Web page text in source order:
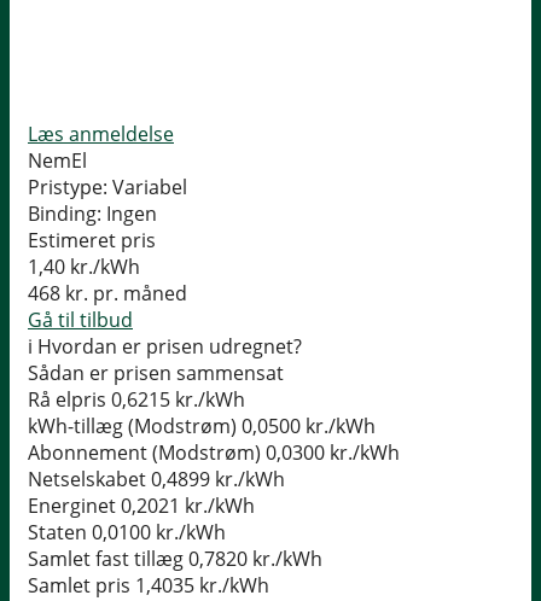
Læs anmeldelse
NemEl
Pristype: Variabel
Binding: Ingen
Estimeret pris
1,40 kr./kWh
468 kr. pr. måned
Gå til tilbud
i Hvordan er prisen udregnet?
Sådan er prisen sammensat
Rå elpris 0,6215 kr./kWh
kWh-tillæg (Modstrøm) 0,0500 kr./kWh
Abonnement (Modstrøm) 0,0300 kr./kWh
Netselskabet0,4899 kr./kWh
Energinet0,2021 kr./kWh
Staten 0,0100 kr./kWh
Samlet fast tillæg0,7820 kr./kWh
Samlet pris 1,4035 kr./kWh